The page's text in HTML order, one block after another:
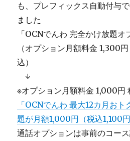
も、プレフィックス自動付与
ました
「OCNでんわ 完全かけ放題オ
（オプション月額料金 1,300
込）
↓
※オプション月額料金 1,000
「OCNでんわ 最大12カ月お
題が月額1,000円（税込1,100
通話オプションは事前のコー